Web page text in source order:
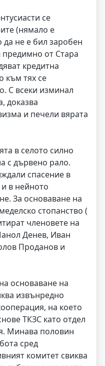
се
(нямало е
да не е бил заробен
от Стара
кредитна
към тях се
С всеки изминал
доказва
и печели вярата
в селото силно
с дървено рало.
спасение в
в нейното
За основаване на
стопанство (
членовете на
Денев, Иван
Проданов и
основаване на
извънредно
на което
ТКЗС като отдел
Минава половин
сред
комитет свиква